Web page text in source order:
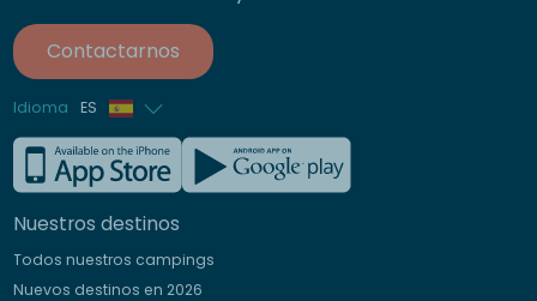
Contactarnos
Idioma ES
Francés
Inglés
Alemán
Nuestros destinos
Todos nuestros campings
Nuevos destinos en 2026